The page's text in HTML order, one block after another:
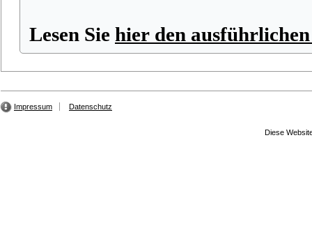
Lesen Sie hier den
Impressum Datenschutz
Diese